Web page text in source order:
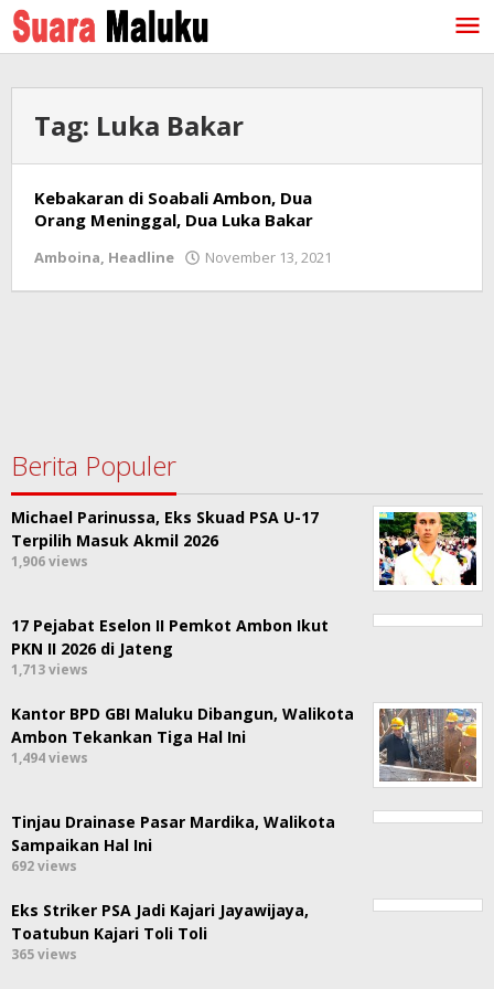
Lewati
ke
konten
Tag: Luka Bakar
Kebakaran di Soabali Ambon, Dua
Orang Meninggal, Dua Luka Bakar
Amboina, Headline November 13, 2021
Berita Populer
Michael Parinussa, Eks Skuad PSA U-17
Terpilih Masuk Akmil 2026
1,906 views
17 Pejabat Eselon II Pemkot Ambon Ikut
PKN II 2026 di Jateng
1,713 views
Kantor BPD GBI Maluku Dibangun, Walikota
Ambon Tekankan Tiga Hal Ini
1,494 views
Tinjau Drainase Pasar Mardika, Walikota
Sampaikan Hal Ini
692 views
Eks Striker PSA Jadi Kajari Jayawijaya,
Toatubun Kajari Toli Toli
365 views